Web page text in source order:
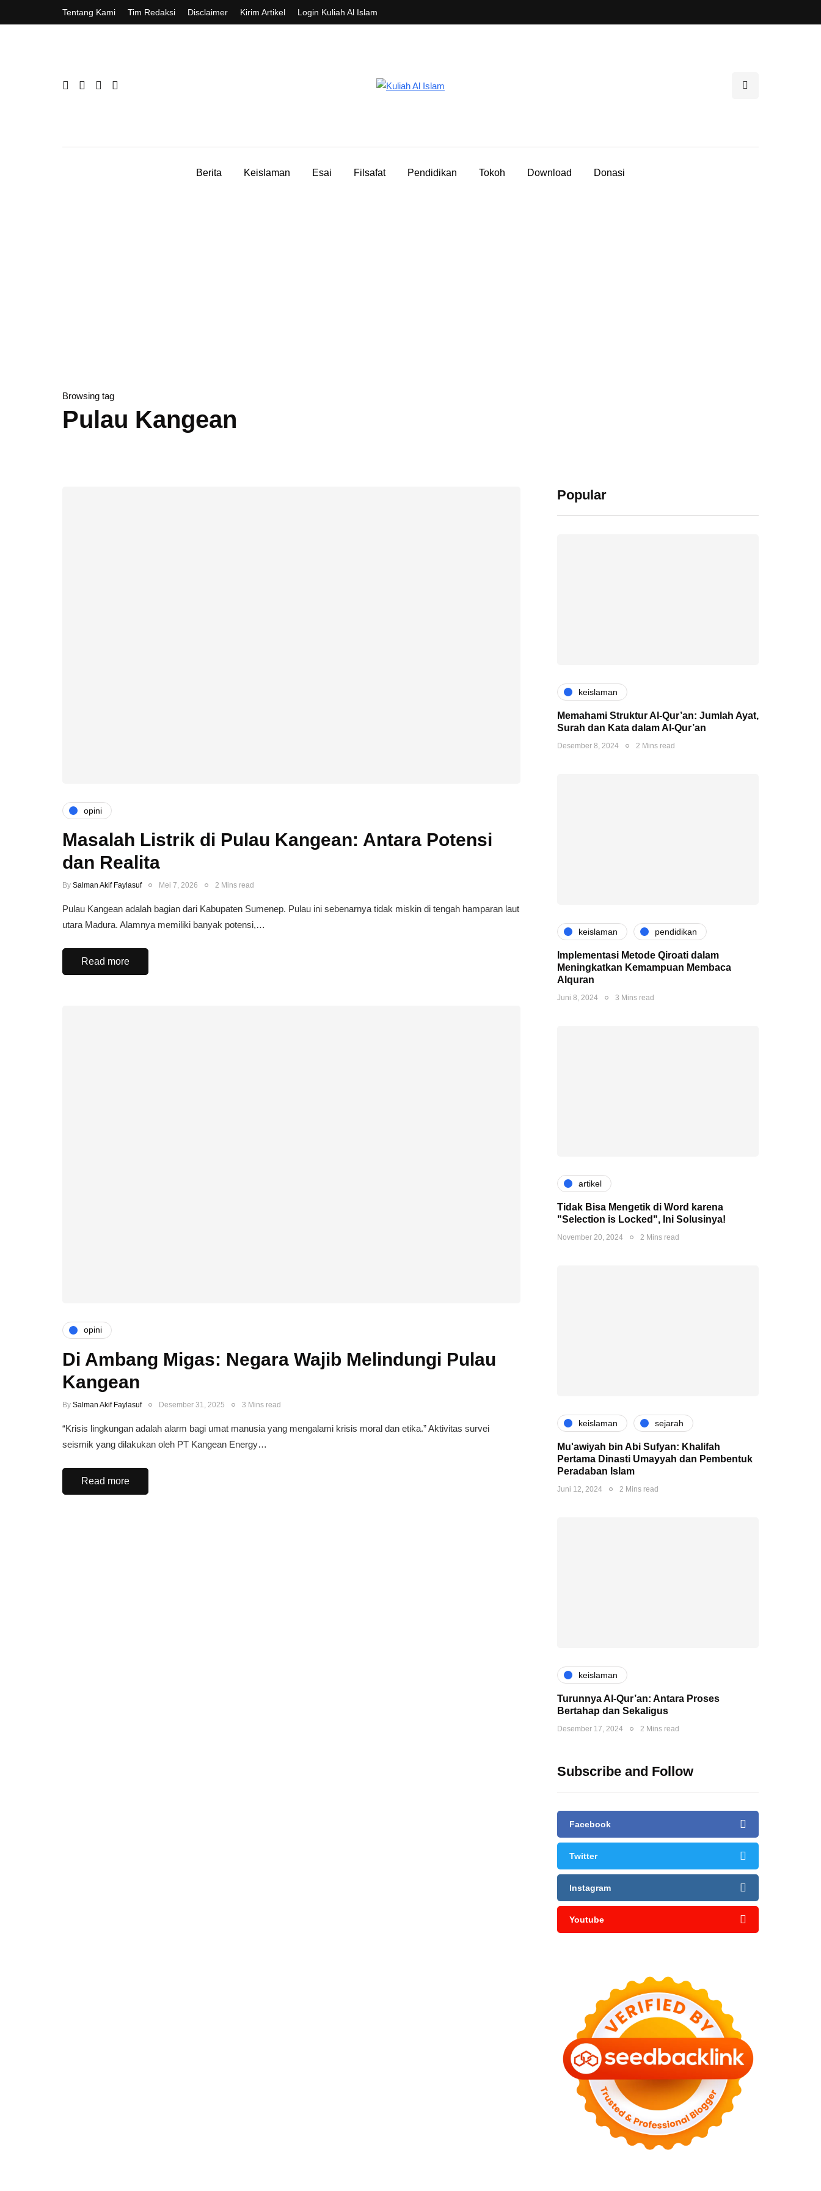
Tentang Kami Tim Redaksi Disclaimer Kirim Artikel Login Kuliah Al Islam
Berita Keislaman Esai Filsafat Pendidikan Tokoh Download Donasi
Browsing tag
Pulau Kangean
opini
Masalah Listrik di Pulau Kangean: Antara Potensi
dan Realita
By Salman Akif Faylasuf Mei 7, 2026 2 Mins read
Pulau Kangean adalah bagian dari Kabupaten Sumenep. Pulau ini sebenarnya tidak miskin di tengah hamparan laut
utara Madura. Alamnya memiliki banyak potensi,…
Read more
opini
Di Ambang Migas: Negara Wajib Melindungi Pulau
Kangean
By Salman Akif Faylasuf Desember 31, 2025 3 Mins read
​“Krisis lingkungan adalah alarm bagi umat manusia yang mengalami krisis moral dan etika.” ​Aktivitas survei
seismik yang dilakukan oleh PT Kangean Energy…
Read more
Popular
keislaman
Memahami Struktur Al-Qur’an: Jumlah Ayat,
Surah dan Kata dalam Al-Qur’an
Desember 8, 2024 2 Mins read
keislaman pendidikan
Implementasi Metode Qiroati dalam
Meningkatkan Kemampuan Membaca
Alquran
Juni 8, 2024 3 Mins read
artikel
Tidak Bisa Mengetik di Word karena
"Selection is Locked", Ini Solusinya!
November 20, 2024 2 Mins read
keislaman sejarah
Mu'awiyah bin Abi Sufyan: Khalifah
Pertama Dinasti Umayyah dan Pembentuk
Peradaban Islam
Juni 12, 2024 2 Mins read
keislaman
Turunnya Al-Qur’an: Antara Proses
Bertahap dan Sekaligus
Desember 17, 2024 2 Mins read
Subscribe and Follow
Facebook
Twitter
Instagram
Youtube